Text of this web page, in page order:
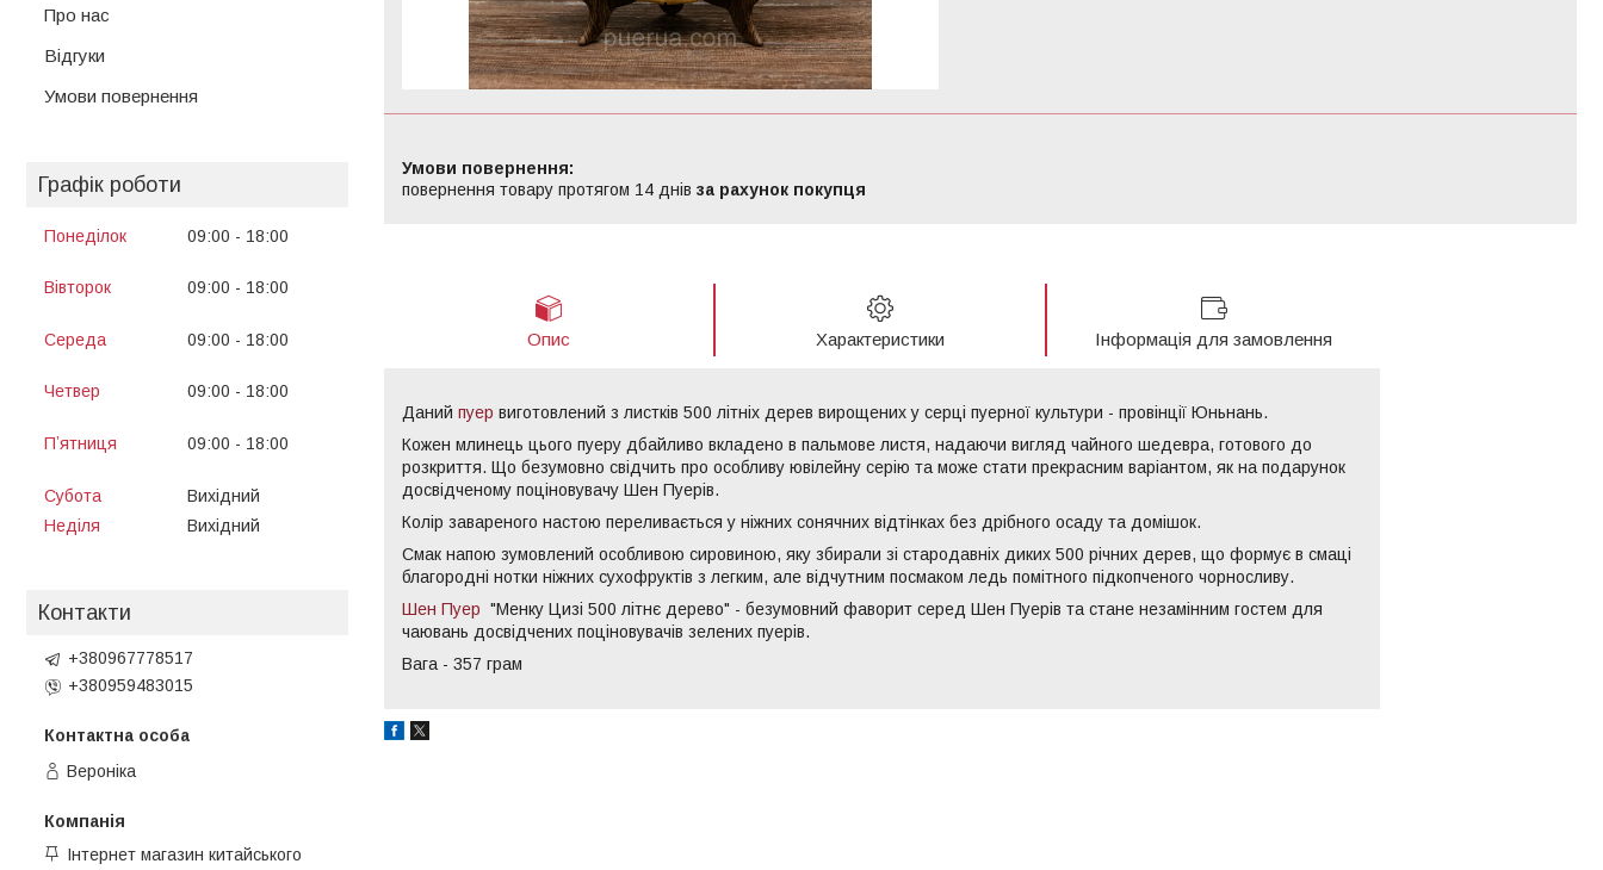
повернення товару протягом 14 днів за рахунок покупця
Опис Характеристики Інформація для замовлення
Даний пуер виготовлений з листків 500 літніх дерев вирощених у серці пуерної культури - провінції Юньнань.
Кожен млинець цього пуеру дбайливо вкладено в пальмове листя, надаючи вигляд чайного шедевра, готового до
розкриття. Що безумовно свідчить про особливу ювілейну серію та може стати прекрасним варіантом, як на подарунок
досвідченому поціновувачу Шен Пуерів.
Колір завареного настою переливається у ніжних сонячних відтінках без дрібного осаду та домішок.
Смак напою зумовлений особливою сировиною, яку збирали зі стародавніх диких 500 річних дерев, що формує в смаці
благородні нотки ніжних сухофруктів з легким, але відчутним посмаком ледь помітного підкопченого чорносливу.
Шен Пуер "Менку Цизі 500 літнє дерево" - безумовний фаворит серед Шен Пуерів та стане незамінним гостем для
чаювань досвідчених поціновувачів зелених пуерів.
Вага - 357 грам
Про нас
Відгуки
Умови повернення
Графік роботи
Понеділок 09:00
18:00
Вівторок
09:00
18:00
Середа
09:00
18:00
Четвер
09:00
18:00
Пʼятниця
09:00
18:00
Субота
Вихідний
Неділя
Вихідний
Контакти
+380967778517
+380959483015
Вероніка
Інтернет магазин китайського